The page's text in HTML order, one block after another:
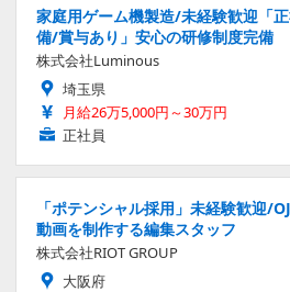
家庭用ゲーム機製造/未経験歓迎「
備/賞与あり」安心の研修制度完備
株式会社Luminous
埼玉県
月給26万5,000円～30万円
正社員
「ポテンシャル採用」未経験歓迎/
動画を制作する編集スタッフ
株式会社RIOT GROUP
大阪府